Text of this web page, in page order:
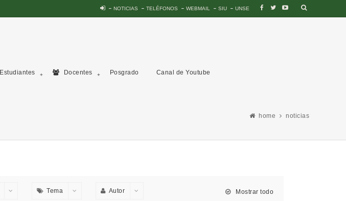
NOTICIAS TELÉFONOS WEBMAIL SIU UNSE
Estudiantes Docentes Posgrado Canal de Youtube
home noticias
Tema Autor Mostrar todo